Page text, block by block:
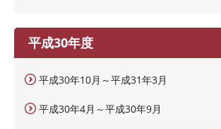
平成30年度
平成30年10月～平成31年3月
平成30年4月～平成30年9月